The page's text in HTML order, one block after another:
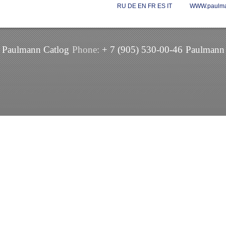
RU DE EN FR ES IT
Paulmann Catlog Phone:+ 7 (905) 530-00-46 Paulmann